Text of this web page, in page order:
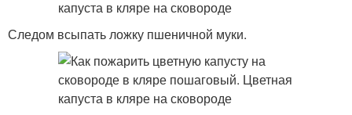
Следом всыпать ложку пшеничной муки.